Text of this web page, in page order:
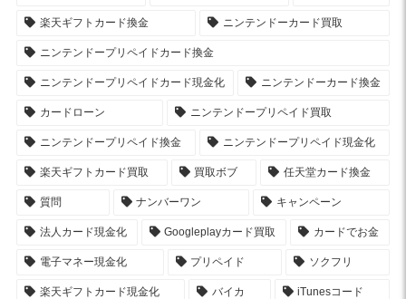
楽天ギフトカード換金 ニンテンドーカード買取
ニンテンドープリペイドカード換金
ニンテンドープリペイドカード現金化 ニンテンドーカード換金
カードローン ニンテンドープリペイド買取
ニンテンドープリペイド換金 ニンテンドープリペイド現金化
楽天ギフトカード買取 買取ボブ 任天堂カード換金
質問 ナンバーワン キャンペーン
法人カード現金化 Googleplayカード買取 カードでお金
電子マネー現金化 プリペイド ソクフリ
楽天ギフトカード現金化 バイカ iTunesコード